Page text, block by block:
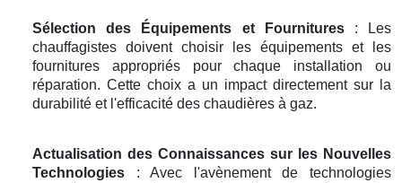
Sélection des Équipements et Fournitures: Les
chauffagistes doivent choisir les équipements et les
fournitures appropriés pour chaque installation ou
réparation. Cette choix a un impact directement sur la
durabilité et l'efficacité des chaudières à gaz.
Actualisation des Connaissances sur les Nouvelles
Technologies : Avec l'avènement de technologies